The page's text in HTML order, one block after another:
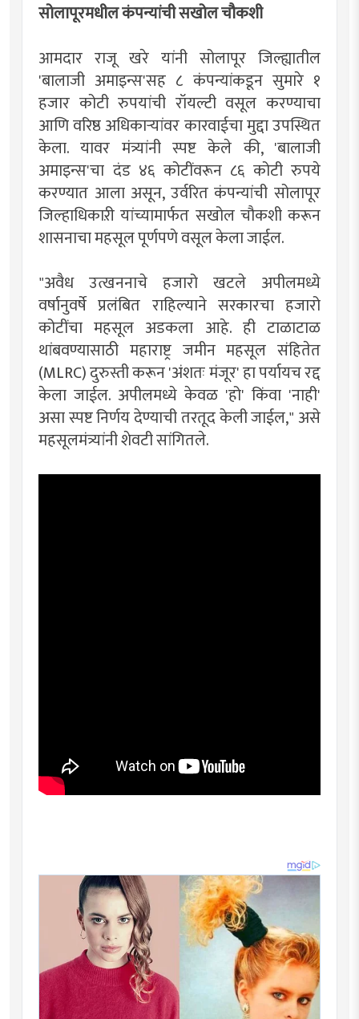
सोलापूरमधील कंपन्यांची सखोल चौकशी
आमदार राजू खरे यांनी सोलापूर जिल्ह्यातील
'बालाजी अमाइन्स'सह ८ कंपन्यांकडून सुमारे १
हजार कोटी रुपयांची रॉयल्टी वसूल करण्याचा
आणि वरिष्ठ अधिकाऱ्यांवर कारवाईचा मुद्दा उपस्थित
केला. यावर मंत्र्यांनी स्पष्ट केले की, 'बालाजी
अमाइन्स'चा दंड ४६ कोटींवरून ८६ कोटी रुपये
करण्यात आला असून, उर्वरित कंपन्यांची सोलापूर
जिल्हाधिकाऱी यांच्यामार्फत सखोल चौकशी करून
शासनाचा महसूल पूर्णपणे वसूल केला जाईल.
"अवैध उत्खननाचे हजारो खटले अपीलमध्ये
वर्षानुवर्षे प्रलंबित राहिल्याने सरकारचा हजारो
कोटींचा महसूल अडकला आहे. ही टाळाटाळ
थांबवण्यासाठी महाराष्ट्र जमीन महसूल संहितेत
(MLRC) दुरुस्ती करून 'अंशतः मंजूर' हा पर्यायच रद्द
केला जाईल. अपीलमध्ये केवळ 'हो' किंवा 'नाही'
असा स्पष्ट निर्णय देण्याची तरतूद केली जाईल," असे
महसूलमंत्र्यांनी शेवटी सांगितले.